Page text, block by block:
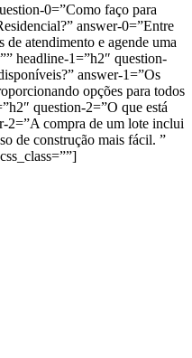
0=”Como faço para
answer-0=”Entre
de atendimento e agende uma
headline-1=”h2″ question-
answer-1=”Os
opções para todos
question-2=”O que está
2=”A compra de um lote inclui
de construção mais fácil. ”